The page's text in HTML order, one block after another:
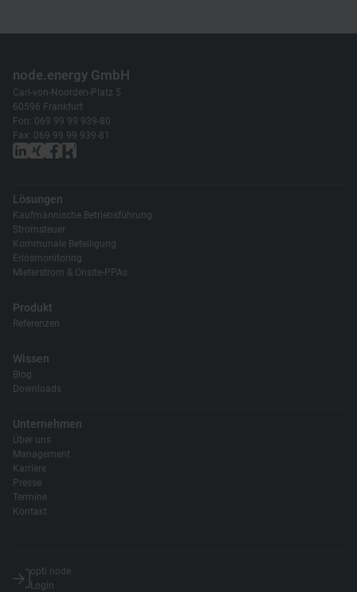
node.energy GmbH
Carl-von-Noorden-Platz 5
60596 Frankfurt
Fon: 069 99 99 939-80
Fax: 069 99 99 939-81
Lösungen
Kaufmännische Betriebsführung
Stromsteuer
Kommunale Beteiligung
Erlösmonitoring
Mieterstrom & Onsite-PPAs
Produkt
Referenzen
Wissen
Blog
Downloads
Unternehmen
Über uns
Management
Karriere
Presse
Termine
Kontakt
opti.node
Login